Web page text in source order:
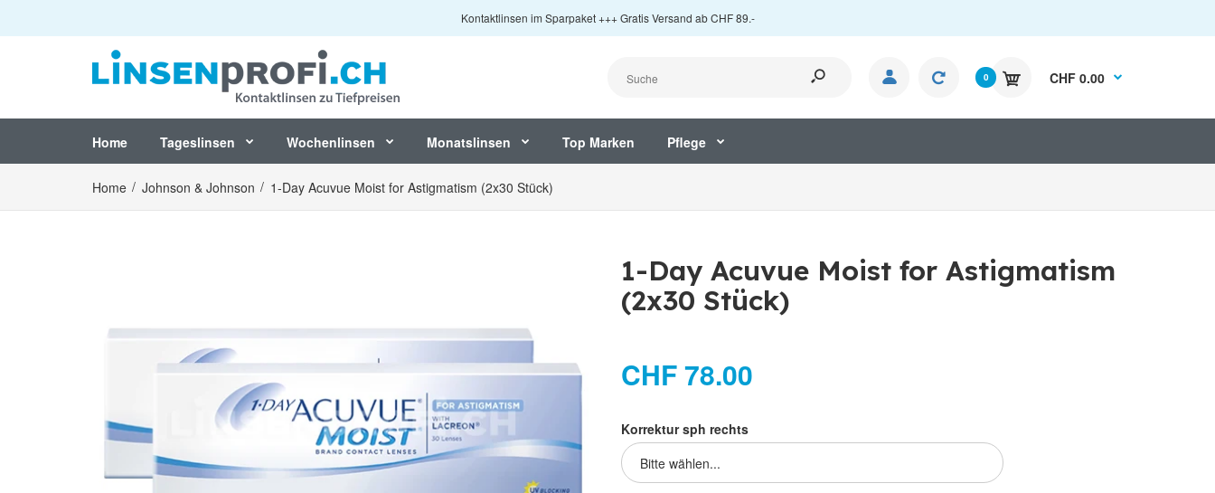
Kontaktlinsen im Sparpaket +++ Gratis Versand ab CHF 89.-
0 CHF 0.00
Home Tageslinsen Wochenlinsen Monatslinsen Top Marken Pflege
Home Johnson & Johnson 1-Day Acuvue Moist for Astigmatism (2x30 Stück)
1-Day Acuvue Moist for Astigmatism
(2x30 Stück)
CHF 78.00
Korrektur sph rechts